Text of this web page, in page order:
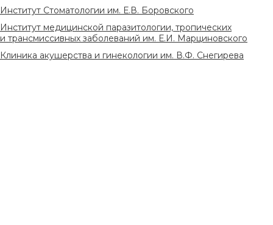
Институт Стоматологии им. Е.В. Боровского
Институт медицинской паразитологии, тропических
и трансмиссивных заболеваний им. Е.И. Марциновского
Клиника акушерства и гинекологии им. В.Ф. Снегирева